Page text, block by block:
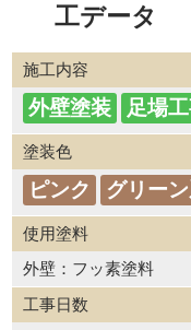
工データ
施工内容
外壁塗装 足場
塗装色
ピンク グリー
使用塗料
外壁：フッ素塗料
工事日数